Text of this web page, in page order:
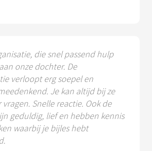
die snel passend hulp
onze dochter. De
verloopt erg soepel en
Je kan altijd bij ze
Snelle reactie. Ook de
geduldig, lief en hebben kennis
waarbij je bijles hebt